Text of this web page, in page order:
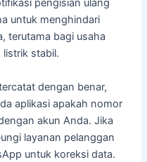
pengisian ulang
untuk menghindari
terutama bagi usaha
stabil.
dengan benar,
aplikasi apakah nomor
akun Anda. Jika
layanan pelanggan
untuk koreksi data.